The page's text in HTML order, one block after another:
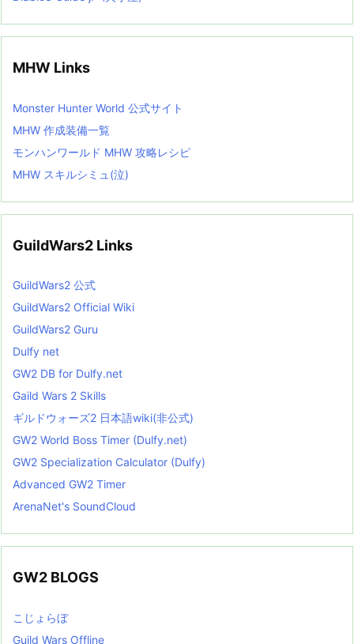
MHW Links
Monster Hunter World 公式サイト
MHW 作成装備一覧
モンハンワールド MHW 攻略レシピ
MHW スキルシミュ(泣)
GuildWars2 Links
GuildWars2 公式
GuildWars2 Official Wiki
GuildWars2 Guru
Dulfy net
GW2 DB for Dulfy.net
Gaild Wars 2 Skills
ギルドウォーズ2 日本語wiki(非公式)
GW2 World Boss Timer (Dulfy.net)
GW2 Specialization Calculator (Dulfy)
Advanced GW2 Timer
ArenaNet's SoundCloud
GW2 BLOGS
こじょらぼ
Guild Wars Offline